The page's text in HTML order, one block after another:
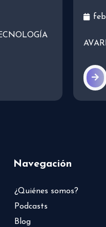
Navegación
¿Quiénes somos?
Podcasts
Blog